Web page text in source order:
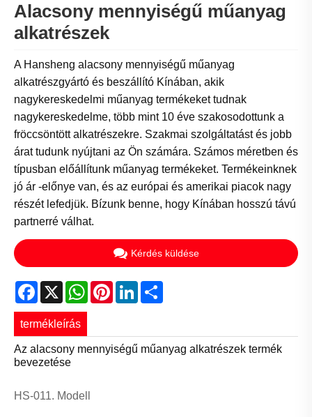
Alacsony mennyiségű műanyag
alkatrészek
A Hansheng alacsony mennyiségű műanyag
alkatrészgyártó és beszállító Kínában, akik
nagykereskedelmi műanyag termékeket tudnak
nagykereskedelme, több mint 10 éve szakosodottunk a
fröccsöntött alkatrészekre. Szakmai szolgáltatást és jobb
árat tudunk nyújtani az Ön számára. Számos méretben és
típusban előállítunk műanyag termékeket. Termékeinknek
jó ár -előnye van, és az európai és amerikai piacok nagy
részét lefedjük. Bízunk benne, hogy Kínában hosszú távú
partnerré válhat.
Kérdés küldése
Facebook
X WhatsApp
PinterestLinkedIn
termékleírás
Az alacsony mennyiségű műanyag alkatrészek termék
bevezetése
HS-011. Modell